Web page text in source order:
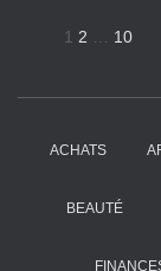
1 2 … 10
ACHATS
BEAUTÉ